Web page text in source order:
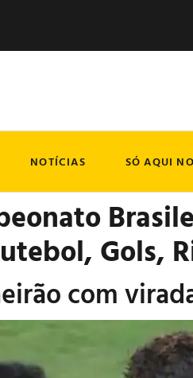
NOTÍCIAS SÓ AQUI
Gols,
com